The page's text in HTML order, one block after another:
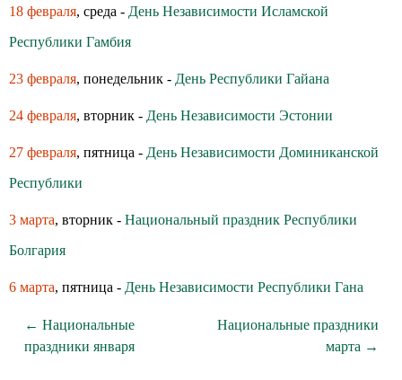
18 февраля, среда - День Независимости Исламской
Республики Гамбия
23 февраля, понедельник - День Республики Гайана
24 февраля, вторник - День Независимости Эстонии
27 февраля, пятница - День Независимости Доминиканской
Республики
3 марта, вторник - Национальный праздник Республики
Болгария
6 марта, пятница - День Независимости Республики Гана
← Национальные
праздники января
Национальные праздники
марта →